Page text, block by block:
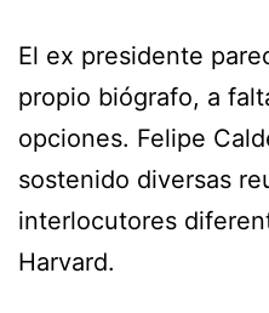
El ex presidente
propio biógrafo, a
opciones. Felipe
sostenido diversas
interlocutores
Harvard.